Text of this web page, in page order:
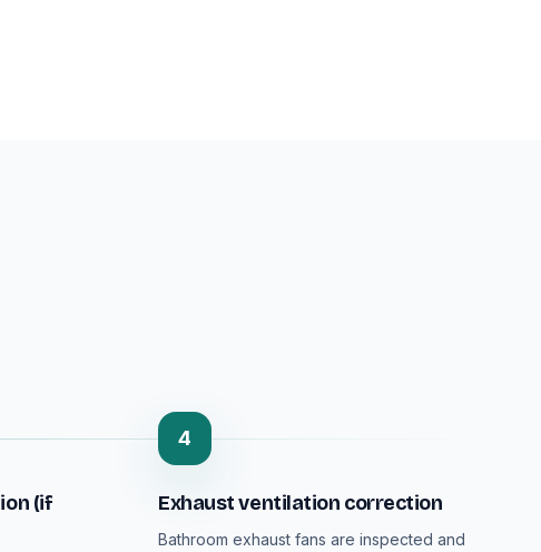
(if
4
Exhaust ventilation correction
Bathroom exhaust fans are inspected and